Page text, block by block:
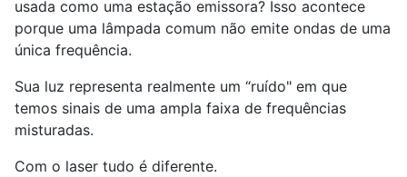
usada como uma estação emissora? Isso acontece
porque uma lâmpada comum não emite ondas de uma
única frequência.
Sua luz representa realmente um “ruído" em que
temos sinais de uma ampla faixa de frequências
misturadas.
Com o laser tudo é diferente.